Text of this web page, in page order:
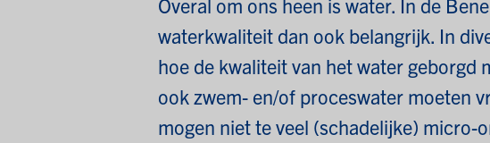
waterkwaliteit dan ook belangrijk. In
hoe de kwaliteit van het water geborgd
ook zwem- en/of proceswater moeten
mogen niet te veel (schadelijke) micro-